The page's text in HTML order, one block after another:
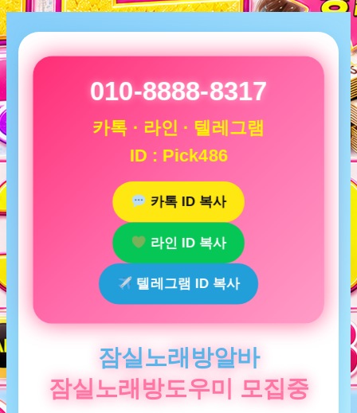
010-8888-8317
카톡 · 라인 · 텔레그램
ID : Pick486
카톡 ID 복사
라인 ID 복사
텔레그램 ID 복사
잠실노래방알바
잠실노래방도우미 모집중